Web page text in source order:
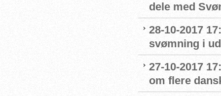
dele med
28-10-2017
svømning i
27-10-2017
om flere